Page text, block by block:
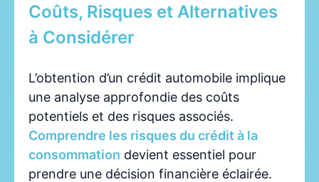
Coûts, Risques et Alternatives
à Considérer
L’obtention d’un crédit automobile implique
une analyse approfondie des coûts
potentiels et des risques associés.
Comprendre les risques du crédit à la
consommation devient essentiel pour
prendre une décision financière éclairée.